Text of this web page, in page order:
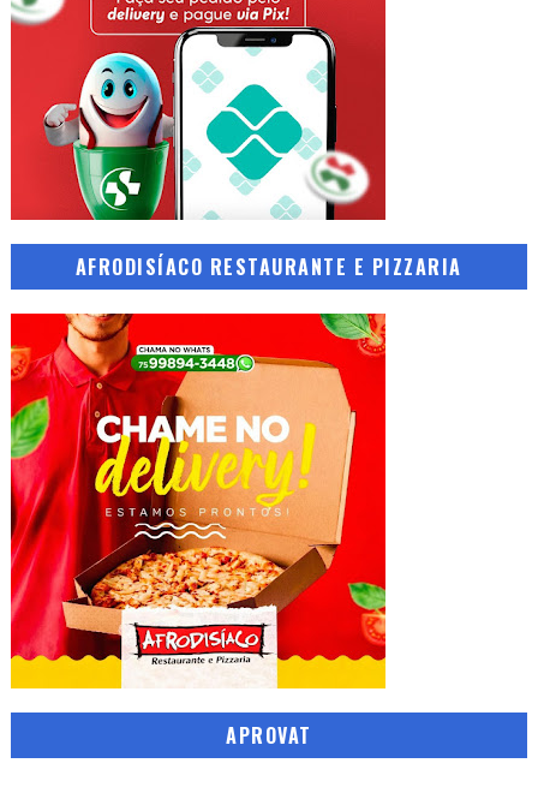
AFRODISÍACO RESTAURANTE E PIZZARIA
APROVAT